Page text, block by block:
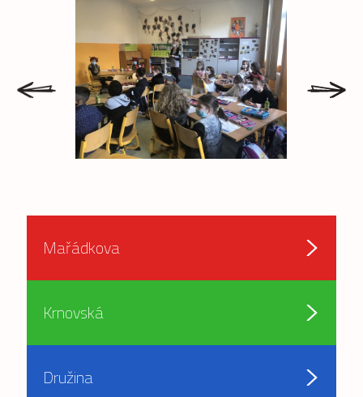
Mařádkova
Krnovská
Družina